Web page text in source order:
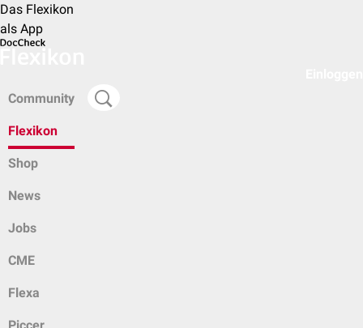
Das Flexikon
als App
Community
Flexikon
Shop
News
Jobs
CME
Flexa